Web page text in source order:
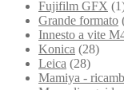
Fujifilm GFX
Grande formato
Innesto a vite
Konica (28)
Leica (28)
Mamiya -